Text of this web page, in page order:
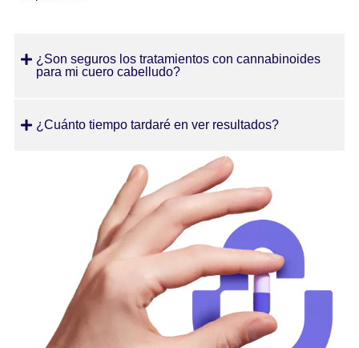
¿Son seguros los tratamientos con cannabinoides
para mi cuero cabelludo?
¿Cuánto tiempo tardaré en ver resultados?